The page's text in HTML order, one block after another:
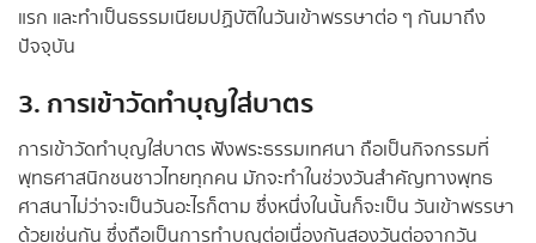
แรก และทำเป็นธรรมเนียมปฏิบัติในวันเข้าพรรษาต่อ ๆ กันมาถึง
ปัจจุบัน
3. การเข้าวัดทำบุญใส่บาตร
การเข้าวัดทำบุญใส่บาตร ฟังพระธรรมเทศนา ถือเป็นกิจกรรมที่
พุทธศาสนิกชนชาวไทยทุกคน มักจะทำในช่วงวันสำคัญทางพุทธ
ศาสนาไม่ว่าจะเป็นวันอะไรก็ตาม ซึ่งหนึ่งในนั้นก็จะเป็น วันเข้าพรรษา
ด้วยเช่นกัน ซึ่งถือเป็นการทำบุญต่อเนื่องกันสองวันต่อจากวัน